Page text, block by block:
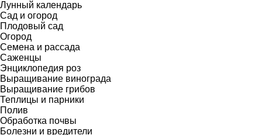
Лунный календарь
Сад и огород
Плодовый сад
Огород
Семена и рассада
Саженцы
Энциклопедия роз
Выращивание винограда
Выращивание грибов
Теплицы и парники
Полив
Обработка почвы
Болезни и вредители